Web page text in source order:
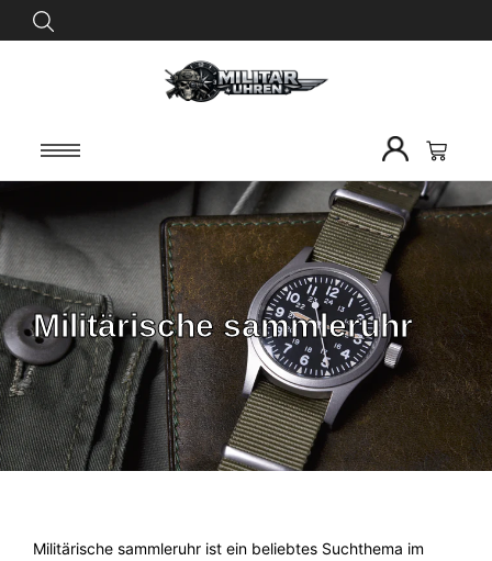
Militärische sammleruhr
Militärische sammleruhr ist ein beliebtes Suchthema im